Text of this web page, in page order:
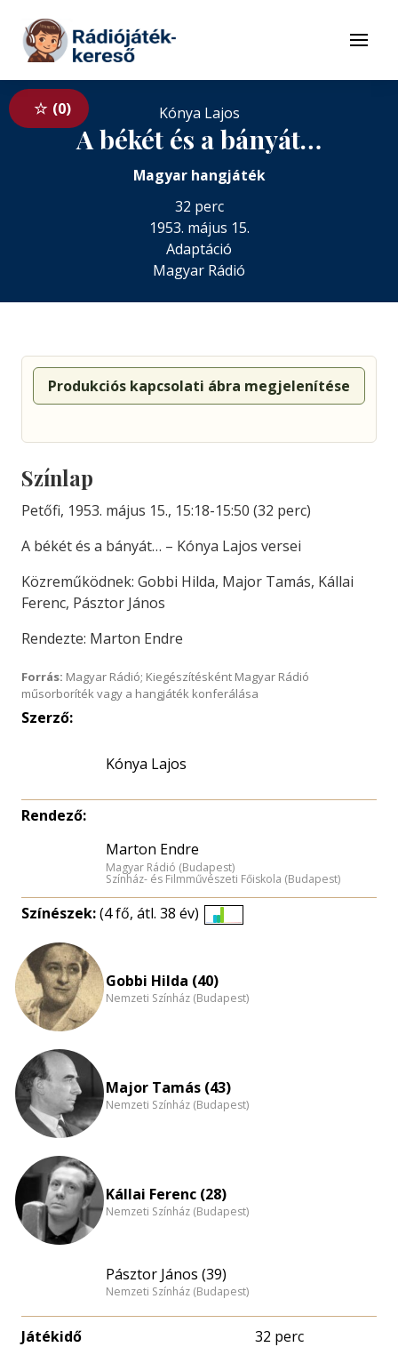
Tovább a tartalomhoz
Menü
0 Kónya Lajos
A békét és a bányát…
Magyar hangjáték
32 perc
1953. május 15.
Adaptáció
Magyar Rádió
Produkciós kapcsolati ábra megjelenítése
Színlap
Petőfi, 1953. május 15., 15:18-15:50 (32 perc)
A békét és a bányát… – Kónya Lajos versei
Közreműködnek: Gobbi Hilda, Major Tamás, Kállai
Ferenc, Pásztor János
Rendezte: Marton Endre
Forrás: Magyar Rádió; Kiegészítésként Magyar Rádió
műsorboríték vagy a hangjáték konferálása
Szerző:
Kónya Lajos
Rendező:
Marton Endre
Magyar Rádió (Budapest)
Színház- és Filmművészeti Főiskola (Budapest)
Színészek:(4 fő, átl. 38 év)
Gobbi Hilda (40)
Nemzeti Színház (Budapest)
Major Tamás (43)
Nemzeti Színház (Budapest)
Kállai Ferenc (28)
Nemzeti Színház (Budapest)
Pásztor János (39)
Nemzeti Színház (Budapest)
Játékidő 32 perc